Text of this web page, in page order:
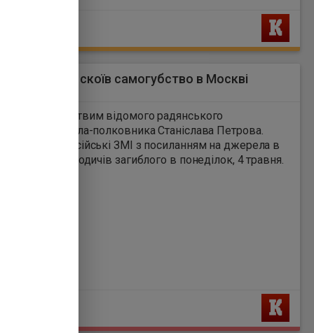
полковник скоїв самогубство в Москві
знайшли мертвим відомого радянського
генерала-полковника Станіслава Петрова.
російські ЗМІ з посиланням на джерела в
відомствах і родичів загиблого в понеділок, 4 травня.